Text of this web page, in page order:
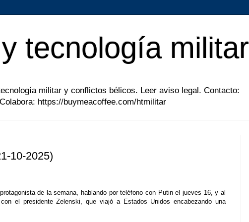
tecnología militar
militar y conflictos bélicos. Leer aviso legal. Contacto:
https://buymeacoffee.com/htmilitar
10-2025)
de la semana, hablando por teléfono con Putin el jueves 16, y al
el presidente Zelenski, que viajó a Estados Unidos encabezando una